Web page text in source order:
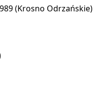
(Krosno Odrzańskie)